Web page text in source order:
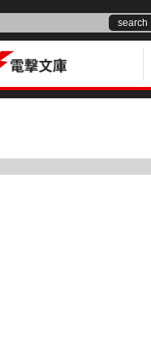
search